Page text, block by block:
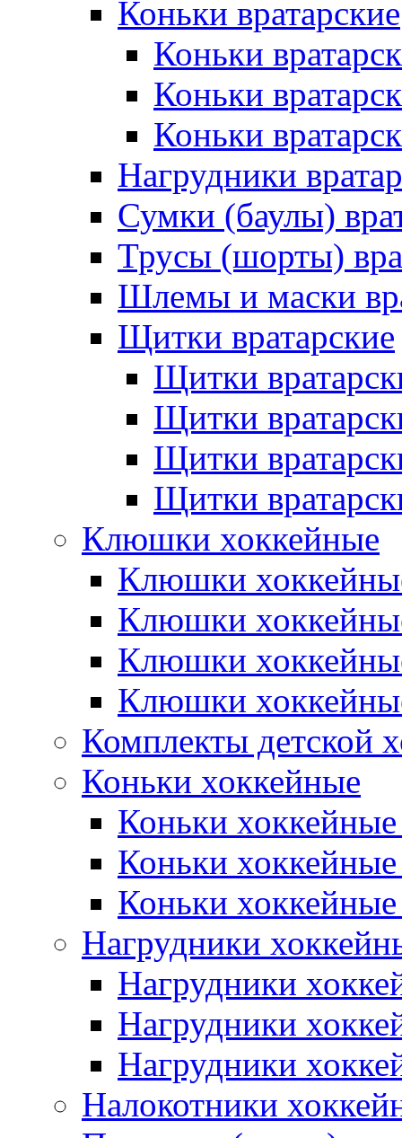
Коньки вратарские
Коньки
Коньки
Коньки
Нагрудники
Сумки (баулы)
Трусы (шорты)
Шлемы и маски
Щитки вратарские
Щитки
Щитки
Щитки
Щитки
Клюшки хоккейные
Клюшки
Клюшки
Клюшки
Клюшки
Комплекты детской
Коньки хоккейные
Коньки хоккейные
Коньки
Коньки
Нагрудники
Нагрудники
Нагрудники
Нагрудники
Налокотники